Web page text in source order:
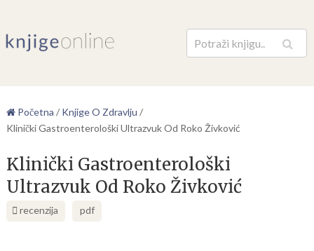
Pretraga
Početna / Knjige O Zdravlju /
Klinički Gastroenterološki Ultrazvuk Od Roko Živković
Klinički Gastroenterološki
Ultrazvuk Od Roko Živković
recenzija pdf